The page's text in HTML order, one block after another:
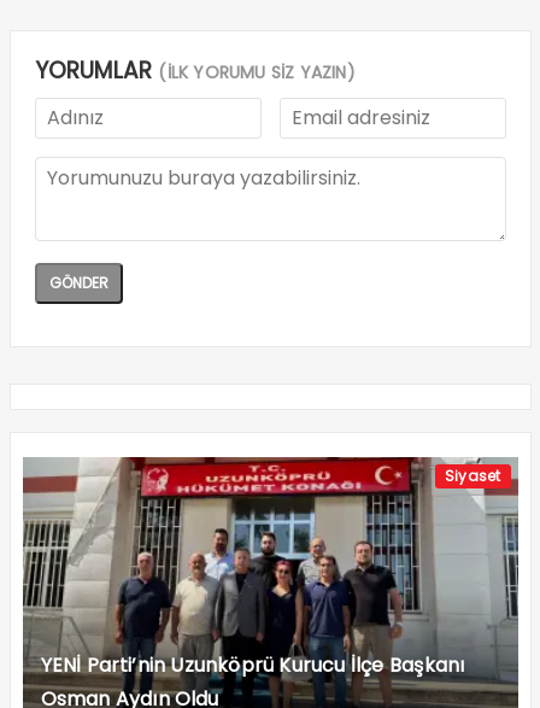
YORUMLAR (İLK YORUMU SİZ YAZIN)
Siyaset
YENİ Parti’nin Uzunköprü Kurucu İlçe Başkanı
Osman Aydın Oldu